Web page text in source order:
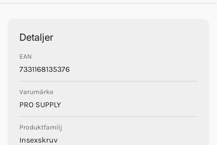
Pro Supply
Detaljer
EAN
7331168135376
Varumärke
PRO SUPPLY
Produktfamilj
Insexskruv